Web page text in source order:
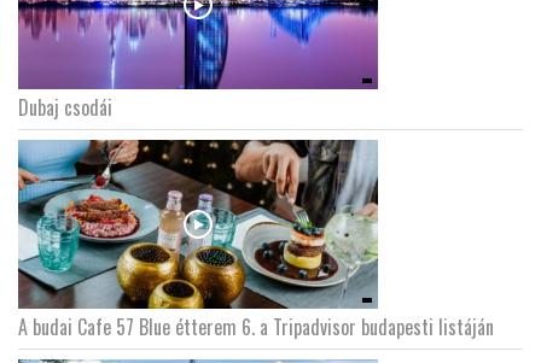
Dubaj csodái
A budai Cafe 57 Blue étterem 6. a Tripadvisor budapesti listáján